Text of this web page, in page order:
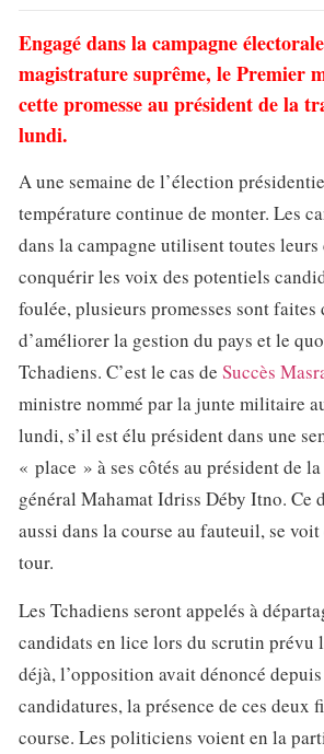
Engagé dans la campagne
magistrature suprême, le Premier
cette promesse au président de la
lundi.
A une semaine de l’élection
température continue de monter. Les
dans la campagne utilisent toutes
conquérir les voix des potentiels
foulée, plusieurs promesses sont faites
d’améliorer la gestion du pays et le
Tchadiens. C’est le cas de Succès
ministre nommé par la junte militaire
lundi, s’il est élu président dans une
« place » à ses côtés au président de
général Mahamat Idriss Déby Itno. Ce
aussi dans la course au fauteuil, se
tour.
Les Tchadiens seront appelés à
candidats en lice lors du scrutin prévu
déjà, l’opposition avait dénoncé
candidatures, la présence de ces deux
course. Les politiciens voient en la